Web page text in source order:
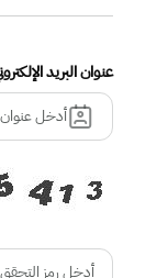
عنوان البريد